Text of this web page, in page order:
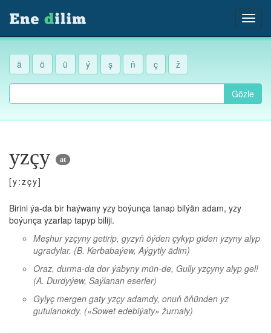
ä ö ü ý ş ň ç ž
Gözle
yzçy at
[y:zçy]
Birini ýa-da bir haýwany yzy boýunça tanap bilýän adam, yzy
boýunça yzarlap tapyp biliji.
Meşhur yzçyny getirip, gyzyň öýden çykyp giden yzyny alyp
ugradylar. (B. Kerbabaýew, Aýgytly ädim)
Oraz, durma-da dor ýabyny mün-de, Gully yzçyny alyp gel!
(A. Durdyýew, Saýlanan eserler)
Gylyç mergen gaty yzçy adamdy, onuň öňünden yz
gutulanokdy. («Sowet edebiýaty» žurnaly)